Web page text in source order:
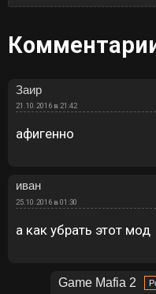
Заир
21.10.2016 в 21:42
афигенно
иван
25.10.2016 в 01:30
а как убрать этот мод
Game Mafia 2